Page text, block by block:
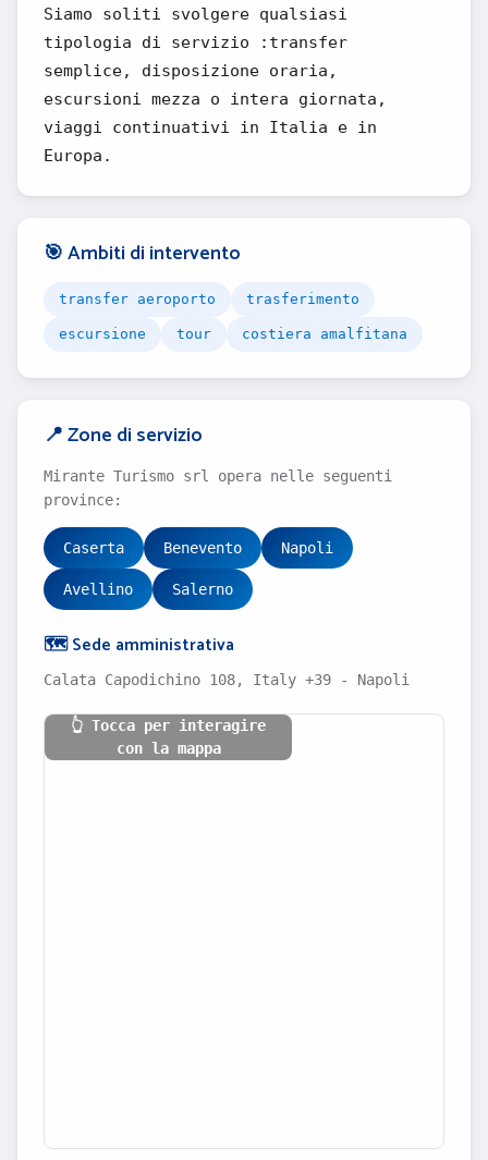
Siamo soliti svolgere qualsiasi
tipologia di servizio :transfer
semplice, disposizione oraria,
escursioni mezza o intera giornata,
viaggi continuativi in Italia e in
Europa.
🎯 Ambiti di intervento
transfer aeroporto trasferimento
escursione tour costiera amalfitana
📍 Zone di servizio
Mirante Turismo srl opera nelle seguenti
province:
Caserta Benevento Napoli
Avellino Salerno
🗺️ Sede amministrativa
Calata Capodichino 108, Italy +39 - Napoli
👆 Tocca per interagire
con la mappa